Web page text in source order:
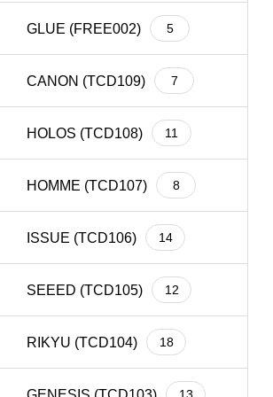
GLUE (FREE002) 5
CANON (TCD109) 7
HOLOS (TCD108) 11
HOMME (TCD107) 8
ISSUE (TCD106) 14
SEEED (TCD105) 12
RIKYU (TCD104) 18